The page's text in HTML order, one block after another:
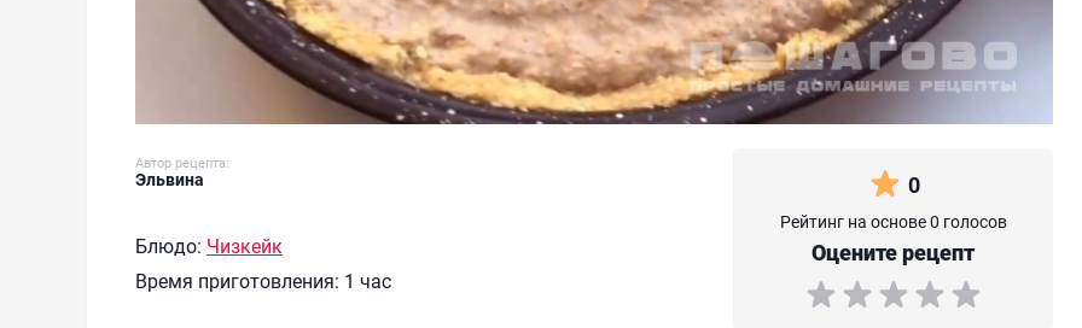
Автор рецепта:
Эльвина
Блюдо: Чизкейк
Время приготовления: 1 час
0
Рейтинг на основе 0 голосов
Оцените рецепт